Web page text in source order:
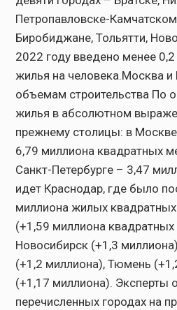
Петропавловске-
Биробиджане, Тольятти,
2022 году введено менее
жилья на человека.Москва
объемам строительства По
жилья в абсолютном
прежнему столицы: в
6,79 миллиона квадратных
Санкт-Петербурге – 3,47
идет Краснодар, где было
миллиона жилых квадратных
(+1,59 миллиона квадратных
Новосибирск (+1,3
(+1,2 миллиона), Тюмень
(+1,17 миллиона). Эксперты
перечисленных городах на